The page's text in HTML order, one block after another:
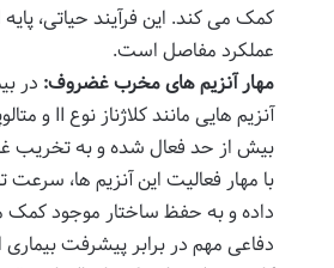
کمک می کند. این فرآیند حیاتی،
عملکرد مفاصل است.
مهار آنزیم های مخرب غضروف: در
با مهار فعالیت این آنزیم ها،
داده و به حفظ ساختار موجود کمک
دفاعی مهم در برابر پیشرفت